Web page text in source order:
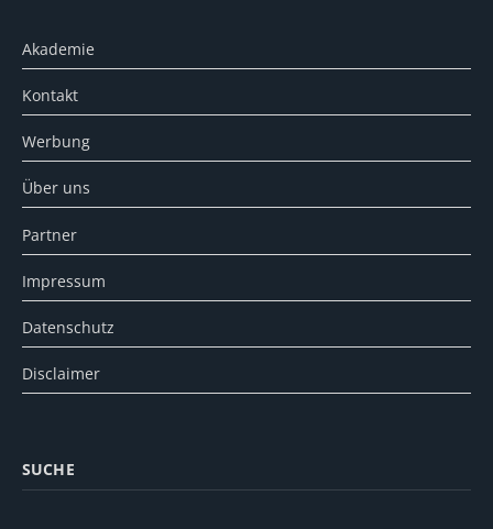
Akademie
Kontakt
Werbung
Über uns
Partner
Impressum
Datenschutz
Disclaimer
SUCHE